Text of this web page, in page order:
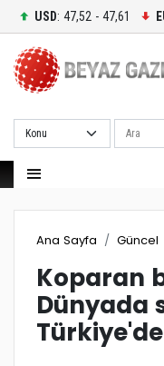
USD: 47,52 - 47,61
Ara
Ana Sayfa Güncel
Koparan
Dünyada